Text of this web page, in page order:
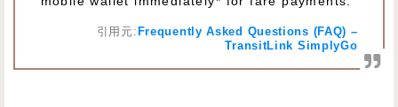
引用元: Frequently Asked Questions (FAQ) –
TransitLink SimplyGo